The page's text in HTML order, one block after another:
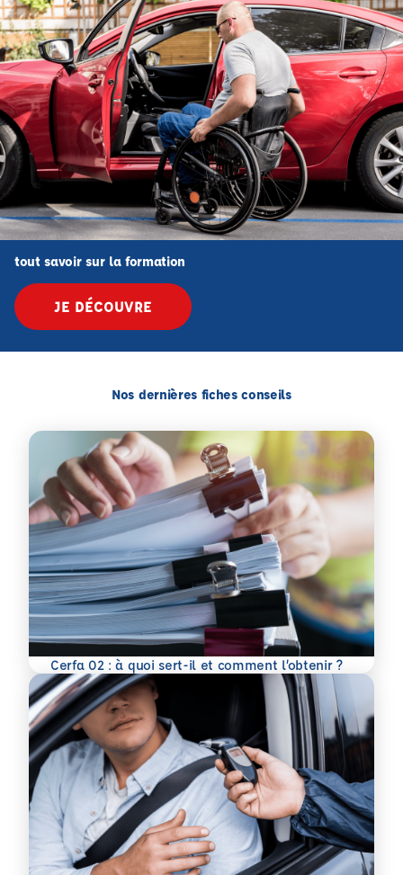
tout savoir sur la formation
JE DÉCOUVRE
Nos dernières fiches conseils
Cerfa 02 : à quoi sert-il et comment l’obtenir ?
En savoir plus